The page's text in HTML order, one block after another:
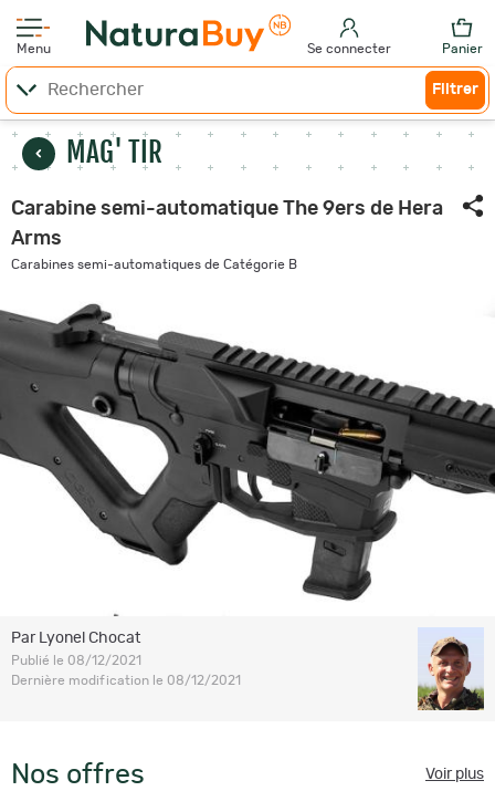
Menu Se connecter Panier
Filtrer
MAG' TIR
Carabine semi-automatique The 9ers de Hera
Arms
Carabines semi-automatiques de Catégorie B
Par Lyonel Chocat
Publié le 08/12/2021
Dernière modification le 08/12/2021
Nos offres Voir plus